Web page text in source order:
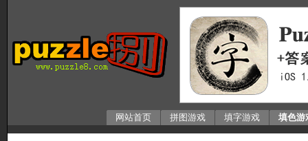
网站首页 拼图游戏 填字游戏 填色游